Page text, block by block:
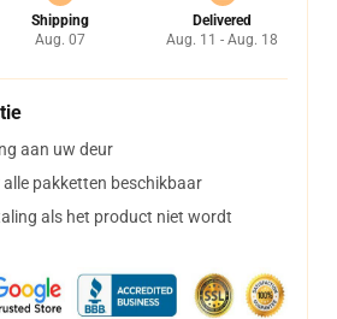
Shipping
Aug. 07
Delivered
Aug. 11 - Aug. 18
aan uw deur
pakketten beschikbaar
als het product niet wordt